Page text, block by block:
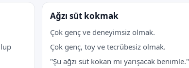
Ağzı süt kokmak
Çok genç ve deneyimsiz olmak.
Çok genç, toy ve tecrübesiz olmak.
"Şu ağzı süt kokan mı yarışacak benimle."